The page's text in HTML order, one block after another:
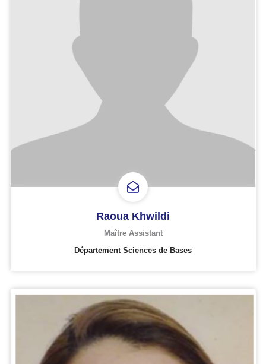
Raoua Khwildi
Maître Assistant
Département Sciences de Bases